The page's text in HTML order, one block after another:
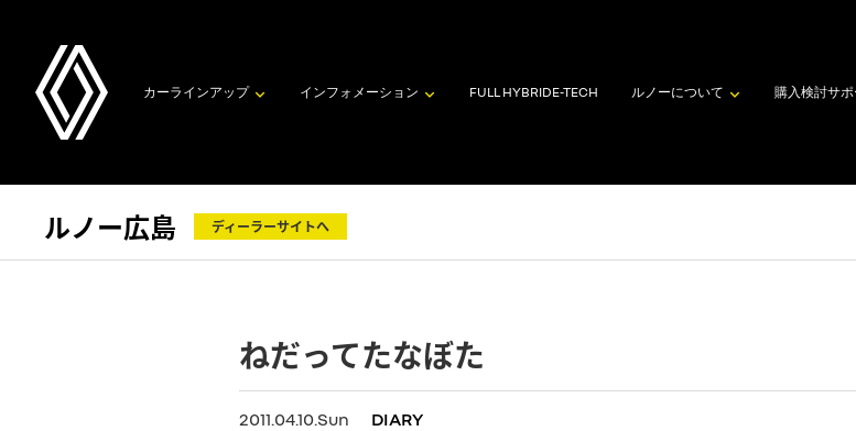
カーラインアップ インフォメーション FULL HYBRIDE-TECH ルノーについて 購入検討サポ
ルノー広島 ディーラーサイトへ
ねだってたなぼた
2011.04.10.Sun DIARY